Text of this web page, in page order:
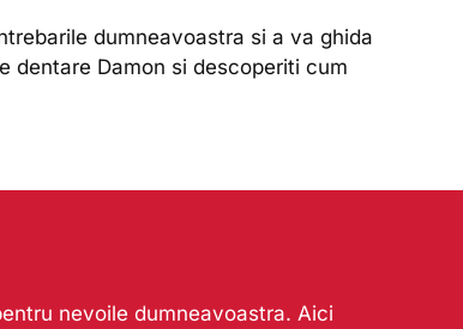
dumneavoastra si a va ghida
dentare Damon si descoperiti cum
nevoile dumneavoastra. Aici